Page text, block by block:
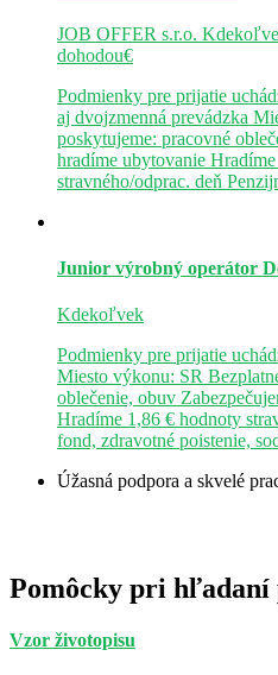
JOB OFFER s.r.o.
dohodou€
Podmienky pre prijatie
aj dvojzmenná prevádzka
poskytujeme: pracovné
hradíme ubytovanie
stravného/odprac. deň
Junior výrobný operátor
Kdekoľvek
Podmienky pre prijatie
Miesto výkonu: SR
oblečenie, obuv
Hradíme 1,86 € hodnoty
fond, zdravotné poistenie,
Úžasná podpora a skvelé
Pomôcky pri hľadaní
Vzor životopisu